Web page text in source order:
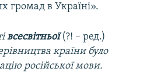
громад в Україні».
всесвітньої(?! – ред.)
країни було
російської мови.